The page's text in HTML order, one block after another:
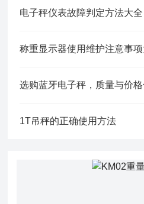
电子秤仪表故障判定方法大全
称重显示器使用维护注意事
选购蓝牙电子秤，质量与价
1T吊秤的正确使用方法